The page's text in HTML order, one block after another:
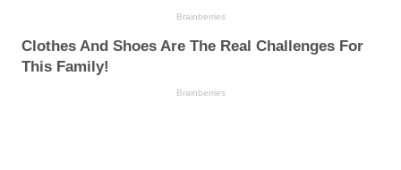
Brainberries
Clothes And Shoes Are The Real Challenges For
This Family!
Brainberries